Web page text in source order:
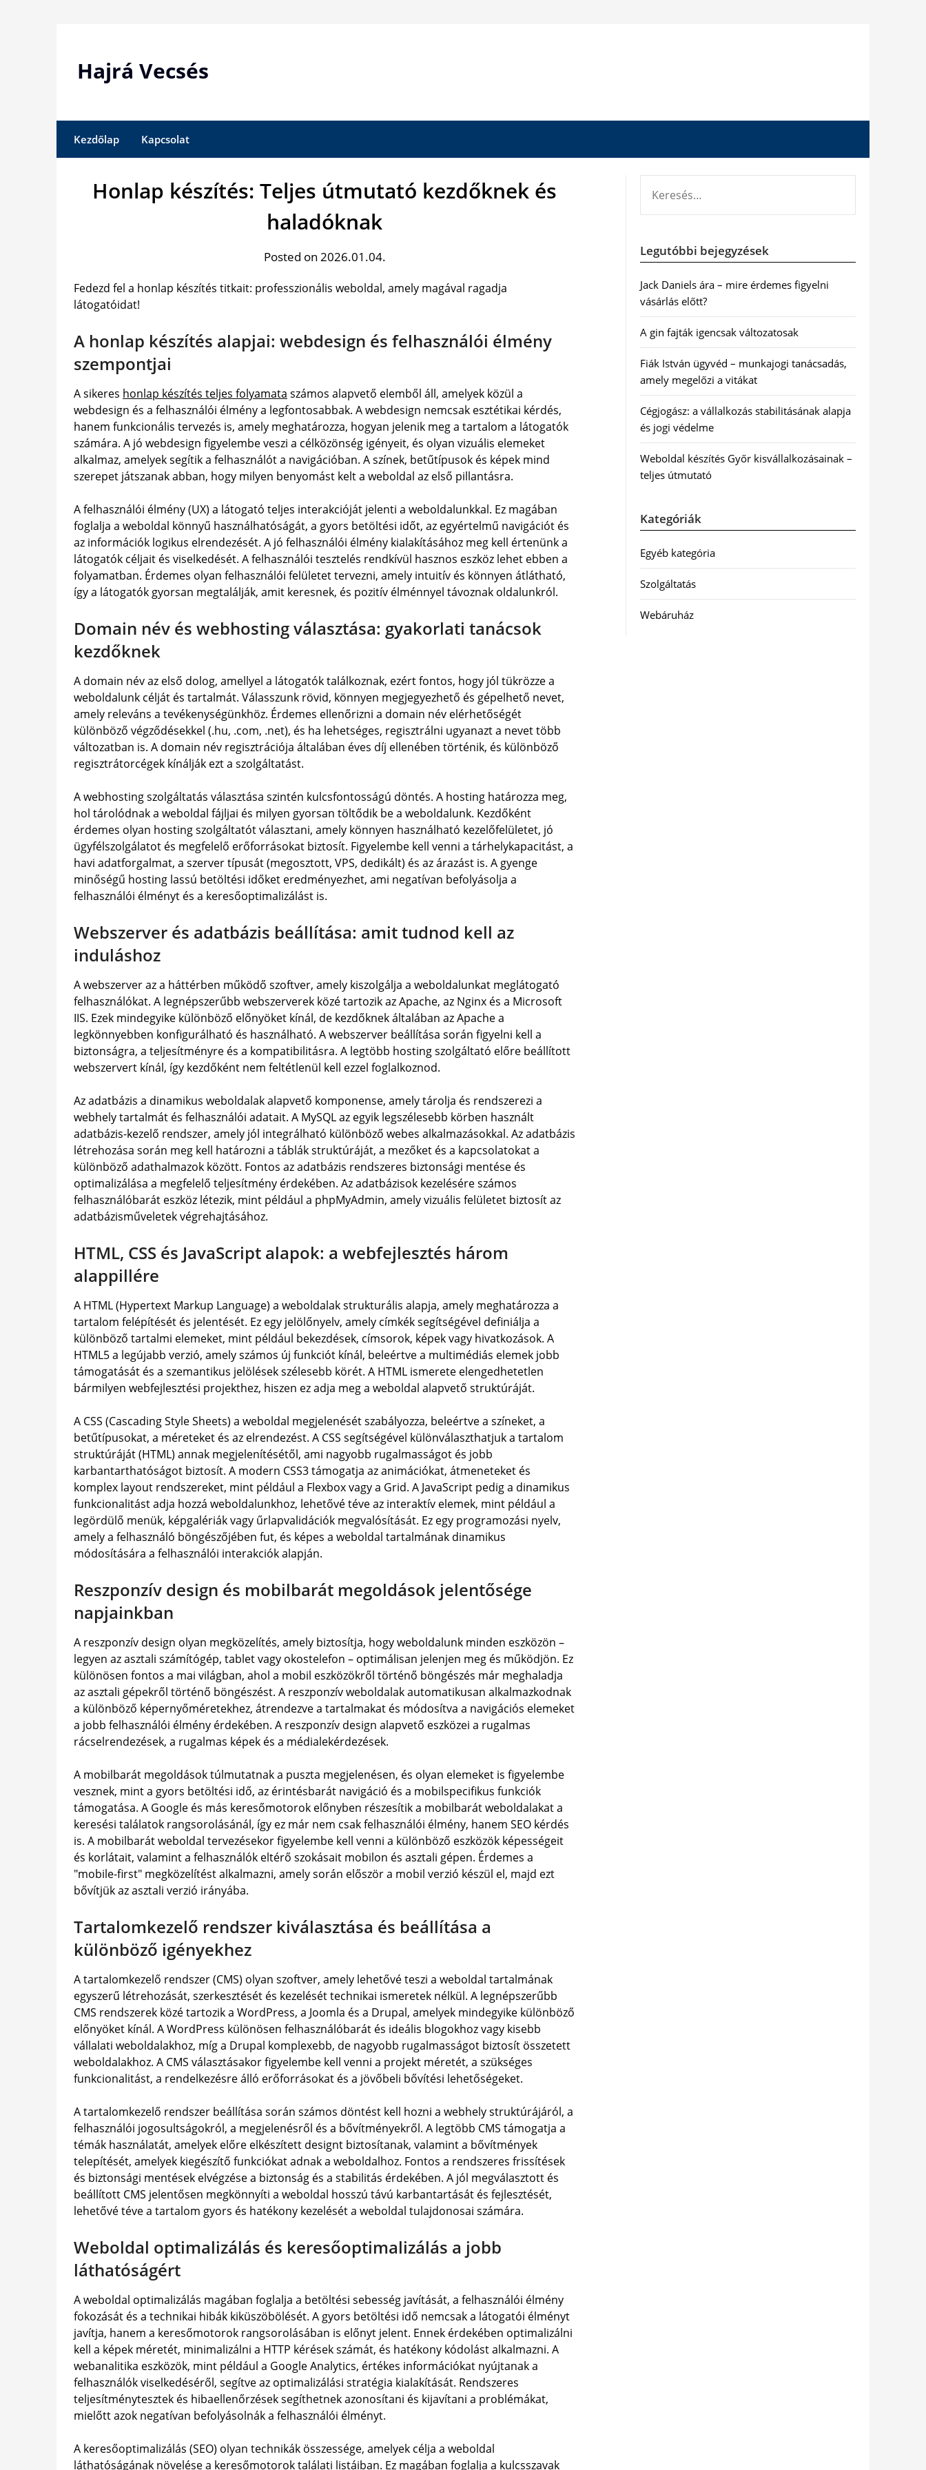
Hajrá Vecsés
Kezdőlap Kapcsolat
Honlap készítés: Teljes útmutató kezdőknek és
haladóknak
Posted on 2026.01.04.
Fedezd fel a honlap készítés titkait: professzionális weboldal, amely magával ragadja
látogatóidat!
A honlap készítés alapjai: webdesign és felhasználói élmény
szempontjai
A sikeres honlap készítés teljes folyamata számos alapvető elemből áll, amelyek közül a
webdesign és a felhasználói élmény a legfontosabbak. A webdesign nemcsak esztétikai kérdés,
hanem funkcionális tervezés is, amely meghatározza, hogyan jelenik meg a tartalom a látogatók
számára. A jó webdesign figyelembe veszi a célközönség igényeit, és olyan vizuális elemeket
alkalmaz, amelyek segítik a felhasználót a navigációban. A színek, betűtípusok és képek mind
szerepet játszanak abban, hogy milyen benyomást kelt a weboldal az első pillantásra.
A felhasználói élmény (UX) a látogató teljes interakcióját jelenti a weboldalunkkal. Ez magában
foglalja a weboldal könnyű használhatóságát, a gyors betöltési időt, az egyértelmű navigációt és
az információk logikus elrendezését. A jó felhasználói élmény kialakításához meg kell értenünk a
látogatók céljait és viselkedését. A felhasználói tesztelés rendkívül hasznos eszköz lehet ebben a
folyamatban. Érdemes olyan felhasználói felületet tervezni, amely intuitív és könnyen átlátható,
így a látogatók gyorsan megtalálják, amit keresnek, és pozitív élménnyel távoznak oldalunkról.
Domain név és webhosting választása: gyakorlati tanácsok
kezdőknek
A domain név az első dolog, amellyel a látogatók találkoznak, ezért fontos, hogy jól tükrözze a
weboldalunk célját és tartalmát. Válasszunk rövid, könnyen megjegyezhető és gépelhető nevet,
amely releváns a tevékenységünkhöz. Érdemes ellenőrizni a domain név elérhetőségét
különböző végződésekkel (.hu, .com, .net), és ha lehetséges, regisztrálni ugyanazt a nevet több
változatban is. A domain név regisztrációja általában éves díj ellenében történik, és különböző
regisztrátorcégek kínálják ezt a szolgáltatást.
A webhosting szolgáltatás választása szintén kulcsfontosságú döntés. A hosting határozza meg,
hol tárolódnak a weboldal fájljai és milyen gyorsan töltődik be a weboldalunk. Kezdőként
érdemes olyan hosting szolgáltatót választani, amely könnyen használható kezelőfelületet, jó
ügyfélszolgálatot és megfelelő erőforrásokat biztosít. Figyelembe kell venni a tárhelykapacitást, a
havi adatforgalmat, a szerver típusát (megosztott, VPS, dedikált) és az árazást is. A gyenge
minőségű hosting lassú betöltési időket eredményezhet, ami negatívan befolyásolja a
felhasználói élményt és a keresőoptimalizálást is.
Webszerver és adatbázis beállítása: amit tudnod kell az
induláshoz
A webszerver az a háttérben működő szoftver, amely kiszolgálja a weboldalunkat meglátogató
felhasználókat. A legnépszerűbb webszerverek közé tartozik az Apache, az Nginx és a Microsoft
IIS. Ezek mindegyike különböző előnyöket kínál, de kezdőknek általában az Apache a
legkönnyebben konfigurálható és használható. A webszerver beállítása során figyelni kell a
biztonságra, a teljesítményre és a kompatibilitásra. A legtöbb hosting szolgáltató előre beállított
webszervert kínál, így kezdőként nem feltétlenül kell ezzel foglalkoznod.
Az adatbázis a dinamikus weboldalak alapvető komponense, amely tárolja és rendszerezi a
webhely tartalmát és felhasználói adatait. A MySQL az egyik legszélesebb körben használt
adatbázis-kezelő rendszer, amely jól integrálható különböző webes alkalmazásokkal. Az adatbázis
létrehozása során meg kell határozni a táblák struktúráját, a mezőket és a kapcsolatokat a
különböző adathalmazok között. Fontos az adatbázis rendszeres biztonsági mentése és
optimalizálása a megfelelő teljesítmény érdekében. Az adatbázisok kezelésére számos
felhasználóbarát eszköz létezik, mint például a phpMyAdmin, amely vizuális felületet biztosít az
adatbázisműveletek végrehajtásához.
HTML, CSS és JavaScript alapok: a webfejlesztés három
alappillére
A HTML (Hypertext Markup Language) a weboldalak strukturális alapja, amely meghatározza a
tartalom felépítését és jelentését. Ez egy jelölőnyelv, amely címkék segítségével definiálja a
különböző tartalmi elemeket, mint például bekezdések, címsorok, képek vagy hivatkozások. A
HTML5 a legújabb verzió, amely számos új funkciót kínál, beleértve a multimédiás elemek jobb
támogatását és a szemantikus jelölések szélesebb körét. A HTML ismerete elengedhetetlen
bármilyen webfejlesztési projekthez, hiszen ez adja meg a weboldal alapvető struktúráját.
A CSS (Cascading Style Sheets) a weboldal megjelenését szabályozza, beleértve a színeket, a
betűtípusokat, a méreteket és az elrendezést. A CSS segítségével különválaszthatjuk a tartalom
struktúráját (HTML) annak megjelenítésétől, ami nagyobb rugalmasságot és jobb
karbantarthatóságot biztosít. A modern CSS3 támogatja az animációkat, átmeneteket és
komplex layout rendszereket, mint például a Flexbox vagy a Grid. A JavaScript pedig a dinamikus
funkcionalitást adja hozzá weboldalunkhoz, lehetővé téve az interaktív elemek, mint például a
legördülő menük, képgalériák vagy űrlapvalidációk megvalósítását. Ez egy programozási nyelv,
amely a felhasználó böngészőjében fut, és képes a weboldal tartalmának dinamikus
módosítására a felhasználói interakciók alapján.
Reszponzív design és mobilbarát megoldások jelentősége
napjainkban
A reszponzív design olyan megközelítés, amely biztosítja, hogy weboldalunk minden eszközön –
legyen az asztali számítógép, tablet vagy okostelefon – optimálisan jelenjen meg és működjön. Ez
különösen fontos a mai világban, ahol a mobil eszközökről történő böngészés már meghaladja
az asztali gépekről történő böngészést. A reszponzív weboldalak automatikusan alkalmazkodnak
a különböző képernyőméretekhez, átrendezve a tartalmakat és módosítva a navigációs elemeket
a jobb felhasználói élmény érdekében. A reszponzív design alapvető eszközei a rugalmas
rácselrendezések, a rugalmas képek és a médialekérdezések.
A mobilbarát megoldások túlmutatnak a puszta megjelenésen, és olyan elemeket is figyelembe
vesznek, mint a gyors betöltési idő, az érintésbarát navigáció és a mobilspecifikus funkciók
támogatása. A Google és más keresőmotorok előnyben részesítik a mobilbarát weboldalakat a
keresési találatok rangsorolásánál, így ez már nem csak felhasználói élmény, hanem SEO kérdés
is. A mobilbarát weboldal tervezésekor figyelembe kell venni a különböző eszközök képességeit
és korlátait, valamint a felhasználók eltérő szokásait mobilon és asztali gépen. Érdemes a
"mobile-first" megközelítést alkalmazni, amely során először a mobil verzió készül el, majd ezt
bővítjük az asztali verzió irányába.
Tartalomkezelő rendszer kiválasztása és beállítása a
különböző igényekhez
A tartalomkezelő rendszer (CMS) olyan szoftver, amely lehetővé teszi a weboldal tartalmának
egyszerű létrehozását, szerkesztését és kezelését technikai ismeretek nélkül. A legnépszerűbb
CMS rendszerek közé tartozik a WordPress, a Joomla és a Drupal, amelyek mindegyike különböző
előnyöket kínál. A WordPress különösen felhasználóbarát és ideális blogokhoz vagy kisebb
vállalati weboldalakhoz, míg a Drupal komplexebb, de nagyobb rugalmasságot biztosít összetett
weboldalakhoz. A CMS választásakor figyelembe kell venni a projekt méretét, a szükséges
funkcionalitást, a rendelkezésre álló erőforrásokat és a jövőbeli bővítési lehetőségeket.
A tartalomkezelő rendszer beállítása során számos döntést kell hozni a webhely struktúrájáról, a
felhasználói jogosultságokról, a megjelenésről és a bővítményekről. A legtöbb CMS támogatja a
témák használatát, amelyek előre elkészített designt biztosítanak, valamint a bővítmények
telepítését, amelyek kiegészítő funkciókat adnak a weboldalhoz. Fontos a rendszeres frissítések
és biztonsági mentések elvégzése a biztonság és a stabilitás érdekében. A jól megválasztott és
beállított CMS jelentősen megkönnyíti a weboldal hosszú távú karbantartását és fejlesztését,
lehetővé téve a tartalom gyors és hatékony kezelését a weboldal tulajdonosai számára.
Weboldal optimalizálás és keresőoptimalizálás a jobb
láthatóságért
A weboldal optimalizálás magában foglalja a betöltési sebesség javítását, a felhasználói élmény
fokozását és a technikai hibák kiküszöbölését. A gyors betöltési idő nemcsak a látogatói élményt
javítja, hanem a keresőmotorok rangsorolásában is előnyt jelent. Ennek érdekében optimalizálni
kell a képek méretét, minimalizálni a HTTP kérések számát, és hatékony kódolást alkalmazni. A
webanalitika eszközök, mint például a Google Analytics, értékes információkat nyújtanak a
felhasználók viselkedéséről, segítve az optimalizálási stratégia kialakítását. Rendszeres
teljesítménytesztek és hibaellenőrzések segíthetnek azonosítani és kijavítani a problémákat,
mielőtt azok negatívan befolyásolnák a felhasználói élményt.
A keresőoptimalizálás (SEO) olyan technikák összessége, amelyek célja a weboldal
láthatóságának növelése a keresőmotorok találati listáiban. Ez magában foglalja a kulcsszavak
Legutóbbi bejegyzések
Jack Daniels ára – mire érdemes figyelni
vásárlás előtt?
A gin fajták igencsak változatosak
Fiák István ügyvéd – munkajogi tanácsadás,
amely megelőzi a vitákat
Cégjogász: a vállalkozás stabilitásának alapja
és jogi védelme
Weboldal készítés Győr kisvállalkozásainak –
teljes útmutató
Kategóriák
Egyéb kategória
Szolgáltatás
Webáruház